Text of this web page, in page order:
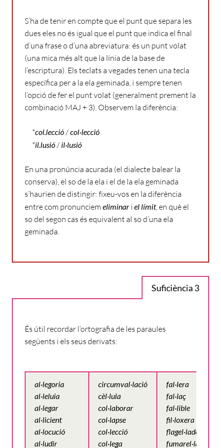
S’ha de tenir en compte que el punt que separa les
dues eles no és igual que el punt que indica el final
d’una frase o d’una abreviatura: és un punt volat
(una mica més alt que la línia de la base de
l’escriptura). Els teclats a vegades tenen una tecla
específica per a la ela geminada, i sempre tenen
l’opció de fer el punt volat (generalment prement la
combinació MAJ + 3). Observem la diferència:
*col.lecció /col·lecció
*il.lusió / il·lusió
En una pronúncia acurada (el dialecte balear la
conserva), el so de la ela i el de la ela geminada
s’haurien dedistingir: fixeu-vos en la diferència
entre com pronunciem eliminar i el límit, en què el
so del segon cas és equivalent al so d’una ela
geminada.
Suficiència 3
És útil recordar l’ortografia de les paraules
següents i els seus derivats:
al·legoria
al·leluia
al·legar
al·licient
al·locució
al·ludir
circumval·lació
cèl·lula
col·laborar
col·lapse
col·lecció
col·lega
fal·lera
fal·laç
fal·lible
fil·loxera
flagel·lador
fumarel·la